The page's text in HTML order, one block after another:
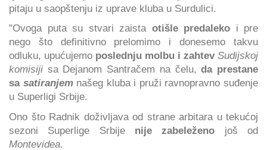
pitaju u saopštenju iz uprave kluba u Surdulici.
"Ovoga puta su stvari zaista otišle predaleko i pre
nego što definitivno prelomimo i donesemo takvu
odluku, upućujemo poslednju molbu i zahtev Sudijskoj
komisiji sa Dejanom Santračem na čelu,da prestane
sa satiranjemnašeg kluba i pruži ravnopravno suđenje
u Superligi Srbije.
Ono što Radnik doživljava od strane arbitara u tekućoj
sezoni Superlige Srbije nije zabeleženo još od
Montevidea.